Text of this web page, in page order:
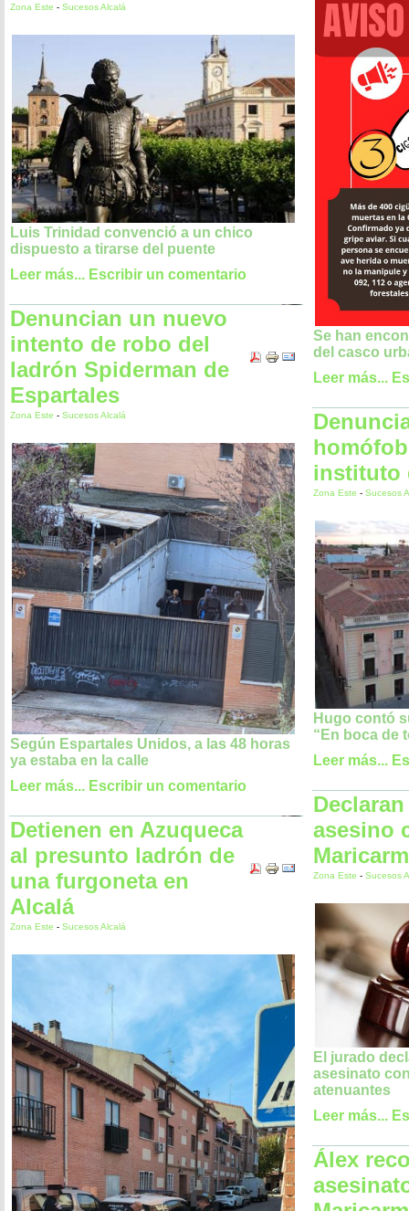
Zona Este - Sucesos Alcalá
Luis Trinidad convenció a un chico
dispuesto a tirarse del puente
Leer más... Escribir un comentario
Denuncian un nuevo
intento de robo del
ladrón Spiderman de
Espartales
Zona Este - Sucesos Alcalá
Según Espartales Unidos, a las 48 horas
ya estaba en la calle
Leer más... Escribir un comentario
Detienen en Azuqueca
al presunto ladrón de
una furgoneta en
Alcalá
Zona Este - Sucesos Alcalá
Se han
del casco
Leer más...
instituto
Zona Este - Sucesos
Hugo contó
“En boca de
Leer más...
asesino
Zona Este - Sucesos
El jurado
asesinato
atenuantes
Leer más...
Álex